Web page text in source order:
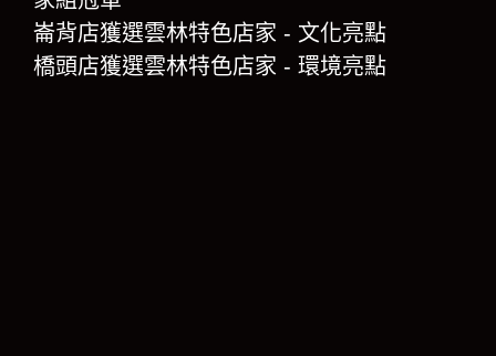
崙背店獲選雲林特色店家 - 文化亮點
橋頭店獲選雲林特色店家 - 環境亮點